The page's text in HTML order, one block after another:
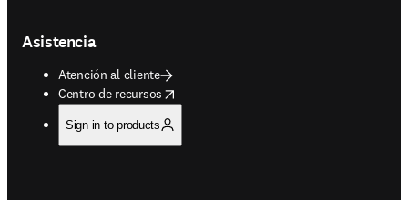
Asistencia
Atención al cliente
Centro de recursos
opens in new tab/window
Sign in to products